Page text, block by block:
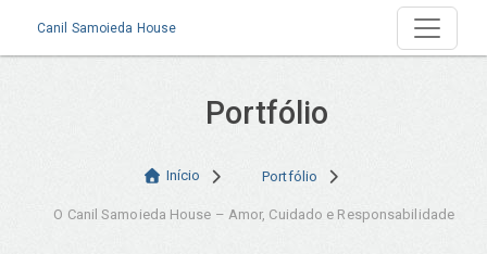
Canil Samoieda House
Portfólio
Início Portfólio
O Canil Samoieda House – Amor, Cuidado e Responsabilidade